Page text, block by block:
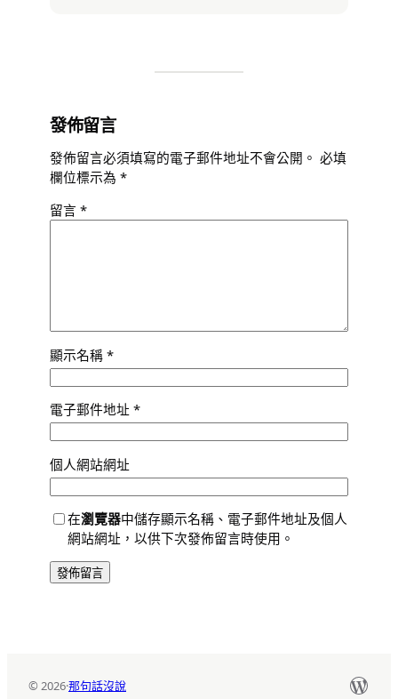
發佈留言
發佈留言必須填寫的電子郵件地址不會公開。 必填
欄位標示為 *
留言 *
顯示名稱 *
電子郵件地址 *
個人網站網址
在瀏覽器中儲存顯示名稱、電子郵件地址及個人
網站網址，以供下次發佈留言時使用。
© 2026·那句話沒說